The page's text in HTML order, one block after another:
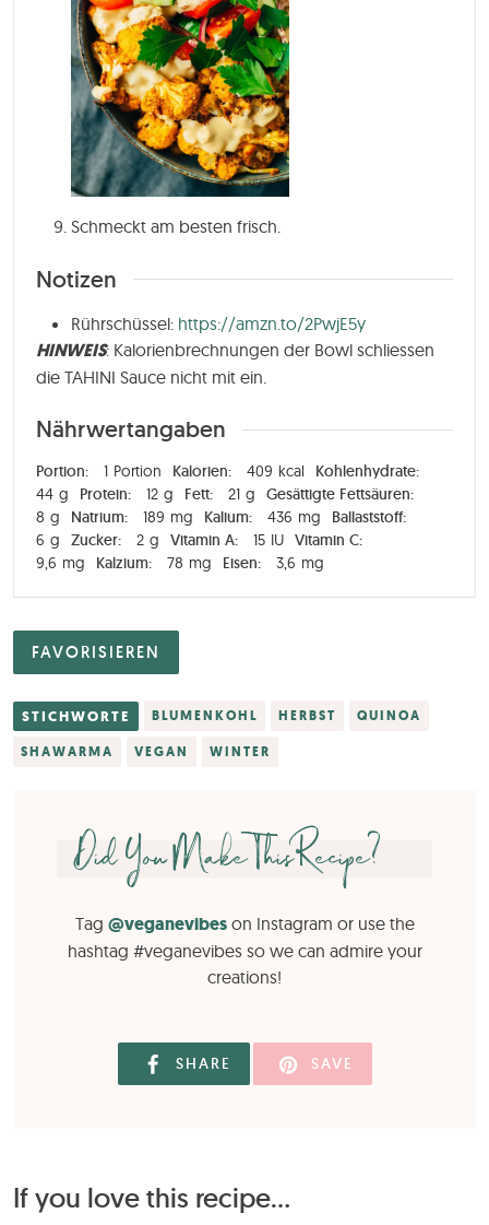
Schmeckt am besten frisch.
Notizen
Rührschüssel: https://amzn.to/2PwjE5y
HINWEIS: Kalorienbrechnungen der Bowl schliessen
die TAHINI Sauce nicht mit ein.
Nährwertangaben
Portion: 1 Portion Kalorien: 409 kcal
Kohlenhydrate:
44 g Protein: 12 g Fett: 21 g
Gesättigte Fettsäuren:
8 g Natrium: 189 mg Kalium: 436 mg
Ballaststoff:
6 g Zucker: 2 g Vitamin A: 15 IU Vitamin C:
9,6 mg Kalzium: 78 mg Eisen: 3,6 mg
FAVORISIEREN
STICHWORTE BLUMENKOHL HERBST QUINOA
SHAWARMA VEGAN WINTER
Did You Make This Recipe?
Tag @veganevibeson Instagram or use the
hashtag #veganevibes so we can admire your
creations!
SHARE SAVE
If you love this recipe...